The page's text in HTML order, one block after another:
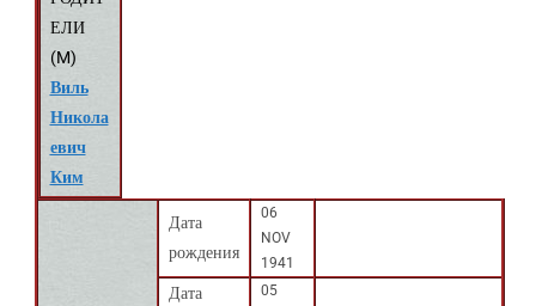
ЕЛИ
(M)
Виль
Никола
евич
Ким
Дата
рождения
06
NOV
1941
Дата
05